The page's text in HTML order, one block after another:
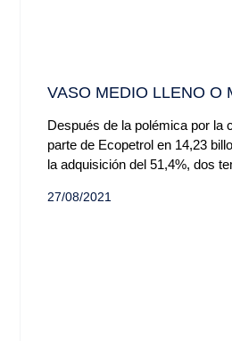
VASO MEDIO LLENO O
Después de la polémica por la
parte de Ecopetrol en 14,23
la adquisición del 51,4%, dos
27/08/2021